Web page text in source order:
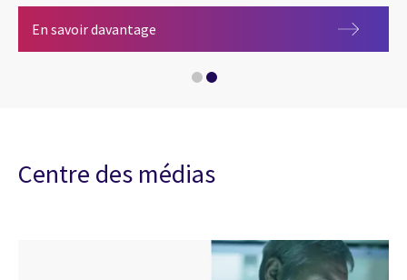
En savoir davantage
Centre des médias